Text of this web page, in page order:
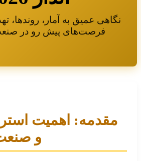
نگاهی عمیق به آمار، روندها،
فرصت‌های پیش رو در
مقدمه: اهمیت
و